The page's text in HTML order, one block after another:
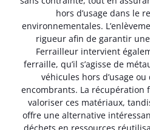
hors d’usage dans le
environnementales.
rigueur afin de garantir
Ferrailleur intervient
ferraille, qu’il s’agisse de
véhicules hors d’usage
encombrants. La récupération
valoriser ces matériaux,
offre une alternative
déchets en ressources